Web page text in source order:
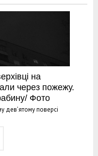
на
через пожежу.
Фото
дев’ятому поверсі